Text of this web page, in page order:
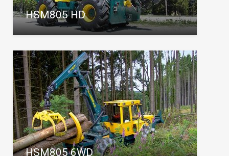
HSM805 HD
HSM805 6WD